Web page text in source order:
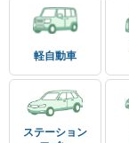
軽自動車
ステーション